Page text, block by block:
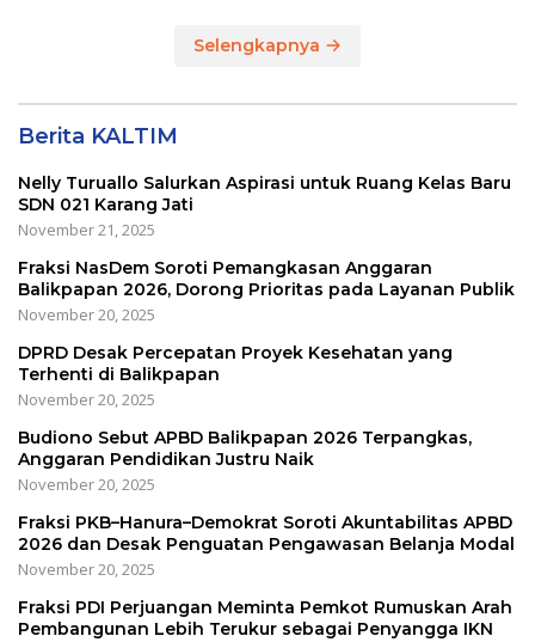
Selengkapnya
Berita KALTIM
Nelly Turuallo Salurkan Aspirasi untuk Ruang Kelas Baru
SDN 021 Karang Jati
November 21, 2025
Fraksi NasDem Soroti Pemangkasan Anggaran
Balikpapan 2026, Dorong Prioritas pada Layanan Publik
November 20, 2025
DPRD Desak Percepatan Proyek Kesehatan yang
Terhenti di Balikpapan
November 20, 2025
Budiono Sebut APBD Balikpapan 2026 Terpangkas,
Anggaran Pendidikan Justru Naik
November 20, 2025
Fraksi PKB–Hanura–Demokrat Soroti Akuntabilitas APBD
2026 dan Desak Penguatan Pengawasan Belanja Modal
November 20, 2025
Fraksi PDI Perjuangan Meminta Pemkot Rumuskan Arah
Pembangunan Lebih Terukur sebagai Penyangga IKN